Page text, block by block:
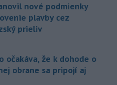
nové podmienky
plavby cez
prieliv
očakáva, že k dohode o
obrane sa pripojí aj